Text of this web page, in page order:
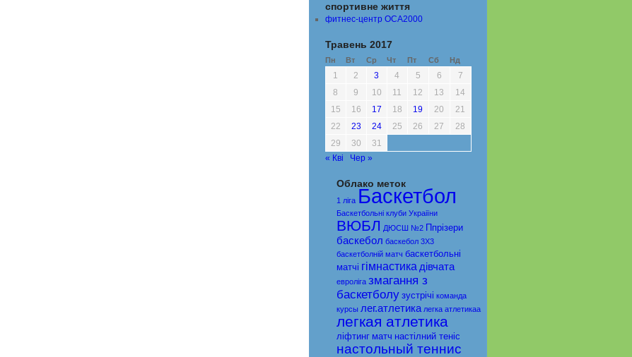
спортивне життя
фитнес-центр ОСА2000
Травень 2017
Пн Вт Ср Чт Пт Сб Нд
1 2 3 4 5 6
7
8
9 10 11 12 13
14
15
16 17 18 19 20
21
22
23 24 25 26 27
28
29
30
31
« Кві
Чер »
Облако меток
1 ліга Баскетбол
Баскетбольні клуби Украіїни
ВЮБЛ ДЮСШ №2 Ппрiзери
баскебол баскебол 3Х3
баскетболній матч баскетбольні
матчі гімнастика дівчата
евролiга змагання з
баскетболу зустрічі команда
курсы лег.атлетика легка атлетикаа
легкая атлетика
ліфтинг матч настiлний тенiс
настольный теннис